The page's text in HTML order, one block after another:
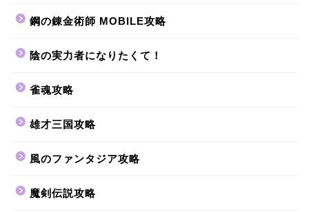
鋼の錬金術師 MOBILE攻略
陰の実力者になりたくて！
雀魂攻略
雄才三国攻略
風のファンタジア攻略
魔剣伝説攻略